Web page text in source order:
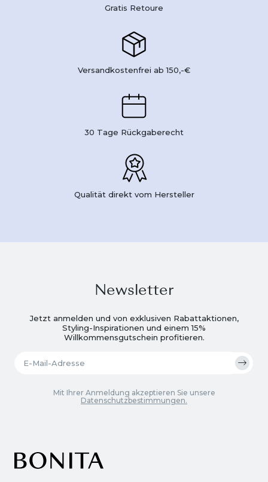
Gratis Retoure
Versandkostenfrei ab 150,-€
30 Tage Rückgaberecht
Qualität direkt vom Hersteller
Newsletter
Jetzt anmelden und von exklusiven Rabattaktionen,
Styling-Inspirationen und einem 15%
Willkommensgutschein profitieren.
Mit Ihrer Anmeldung akzeptieren Sie unsere
Datenschutzbestimmungen.